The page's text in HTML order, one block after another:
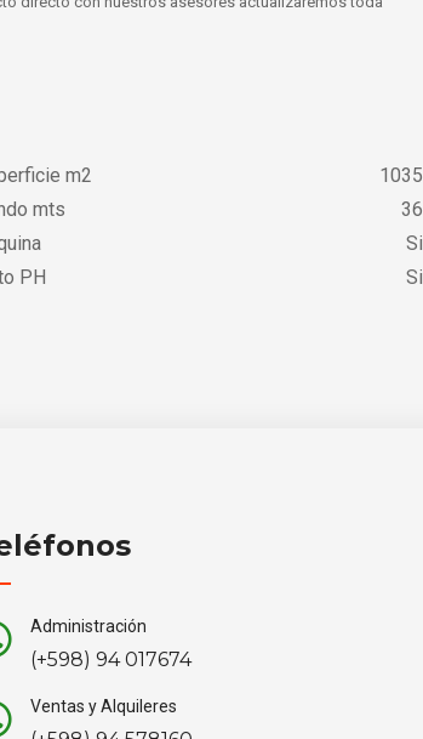
m2
1035
mts
36
Si
PH Si
Administración
(+598) 94 017674
Ventas y Alquileres